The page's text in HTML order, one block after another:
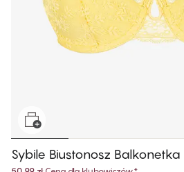
Sybile Biustonosz Balkonetka